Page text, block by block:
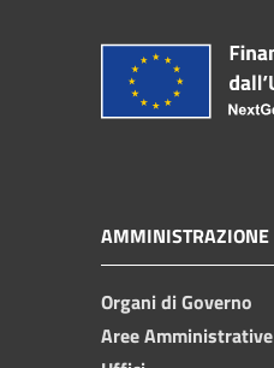
AMMINISTRAZIONE
Organi di Governo
Aree Amministrative